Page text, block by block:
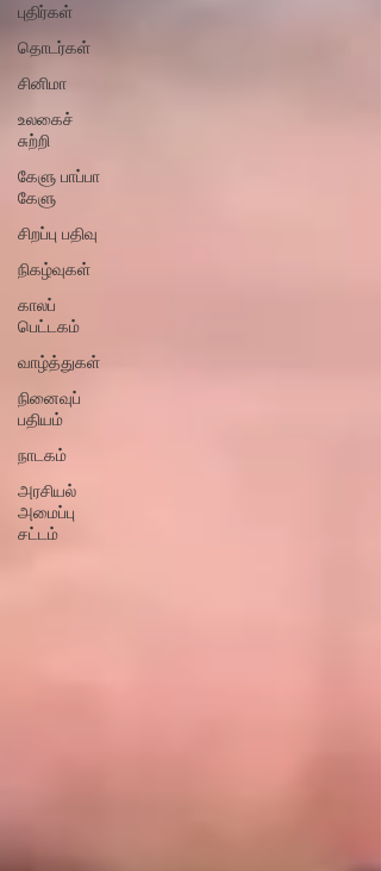
புதிர்கள்
தொடர்கள்
சினிமா
உலகைச்
சுற்றி
கேளு பாப்பா
கேளு
சிறப்பு பதிவு
நிகழ்வுகள்
காலப்
பெட்டகம்
வாழ்த்துகள்
நினைவுப்
பதியம்
நாடகம்
அரசியல்
அமைப்பு
சட்டம்